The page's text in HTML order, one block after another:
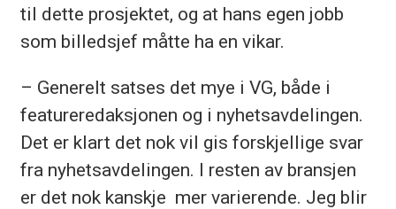
til dette prosjektet, og at hans egen jobb
som billedsjef måtte ha en vikar.
– Generelt satses det mye i VG, både i
featureredaksjonen og i nyhetsavdelingen.
Det er klart det nok vil gis forskjellige svar
fra nyhetsavdelingen. I resten av bransjen
er det nok kanskje mer varierende. Jeg blir